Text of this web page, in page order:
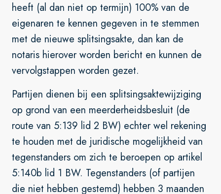
heeft (al dan niet op termijn) 100% van de
eigenaren te kennen gegeven in te stemmen
met de nieuwe splitsingsakte, dan kan de
notaris hierover worden bericht en kunnen de
vervolgstappen worden gezet.
Partijen dienen bij een splitsingsaktewijziging
op grond van een meerderheidsbesluit (de
route van 5:139 lid 2 BW) echter wel rekening
te houden met de juridische mogelijkheid van
tegenstanders om zich te beroepen op artikel
5:140b lid 1 BW. Tegenstanders (of partijen
die niet hebben gestemd) hebben 3 maanden